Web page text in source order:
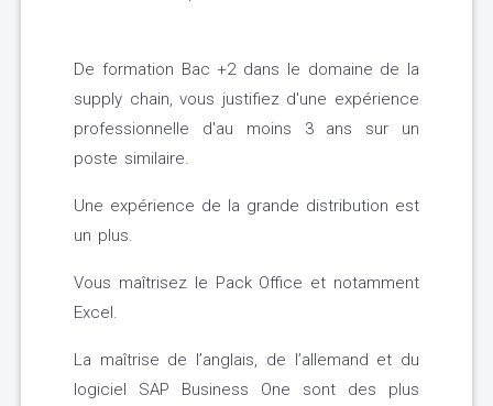
De formation Bac +2 dans le domaine de la
supply chain, vous justifiez d'une expérience
professionnelle d'au moins 3 ans sur un
poste similaire.
Une expérience de la grande distribution est
un plus.
Vous maîtrisez le Pack Office et notamment
Excel.
La maîtrise de l’anglais, de l’allemand et du
logiciel SAP Business One sont des plus